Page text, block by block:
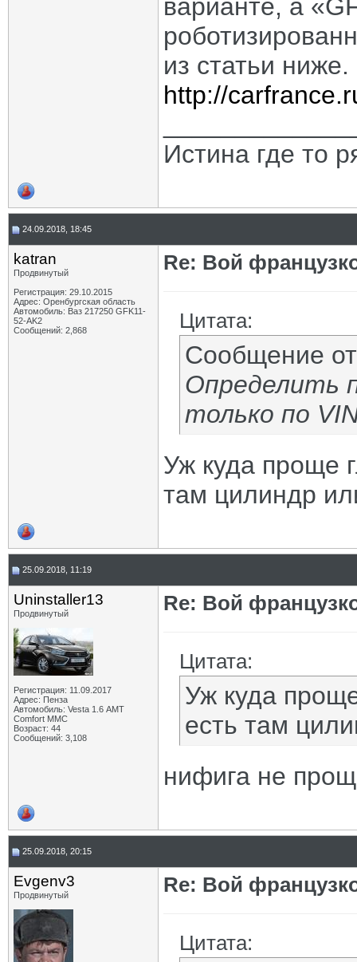
варианте, а
из статьи ниже.
http://
Истина где то
24.09.2018, 18:45
katran
Продвинутый
Регистрация: 29.10.2015
Адрес: Оренбургская область
Автомобиль: Ваз 217250 GFK11-
52-AK2
Сообщений: 2,868
Re: Вой
Цитата:
Сообщение
Определить
только по
Уж куда проще
там цилиндр
25.09.2018, 11:19
Uninstaller13
Продвинутый
Регистрация: 11.09.2017
Адрес: Пенза
Автомобиль: Vesta 1.6 АМТ
Comfort MMC
Возраст: 44
Сообщений: 3,108
Re: Вой
Цитата:
Уж куда
есть там
нифига не
25.09.2018, 20:15
Evgenv3
Продвинутый Re: Вой
Цитата: